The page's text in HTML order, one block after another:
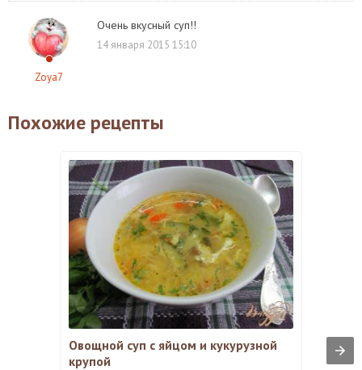
Zoya7
Очень вкусный суп!!
14 января 2015 15:10
Похожие рецепты
Овощной суп с яйцом и кукурузной
крупой